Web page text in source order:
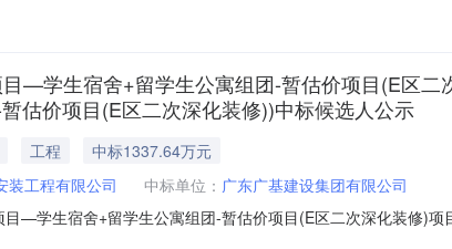
—学生宿舍+留学生公寓组团-暂估价项目(E区
估价项目(E区二次深化装修))中标候选人公示
工程
中标1337.64万元
装工程有限公司 中标单位： 广东广基建设集团有限公司
—学生宿舍+留学生公寓组团-暂估价项目(E区二次深化装修)